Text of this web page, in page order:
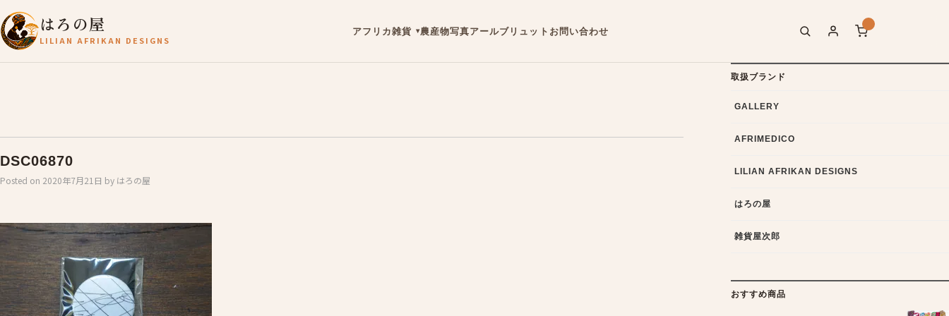
はろの屋
LILIAN AFRIKAN DESIGNS
アフリカ雑貨 農産物写真アールブリュット お問い合わせ
DSC06870
Posted on 2020年7月21日 by はろの屋
取扱ブランド
GALLERY
AFRIMEDICO
LILIAN AFRIKAN DESIGNS
はろの屋
雑貨屋次郎
おすすめ商品